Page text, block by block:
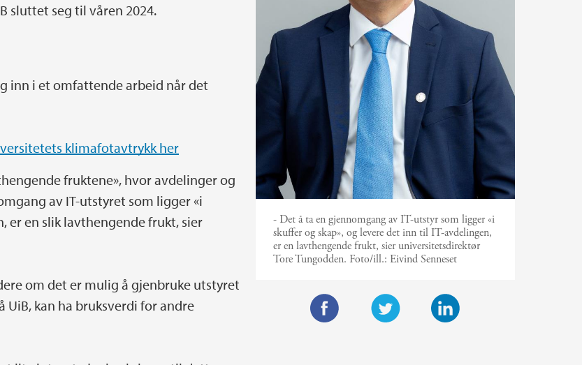
sluttet seg til våren 2024.
inn i et omfattende arbeid når det
klimafotavtrykk her
fruktene», hvor avdelinger og
av IT-utstyret som ligger «i
er en slik lavthengende frukt, sier
om det er mulig å gjenbruke utstyret
kan ha bruksverdi for andre
- Det å ta en gjennomgang av IT-utstyr som ligger «i
skuffer og skap», og levere det inn til IT-avdelingen,
er en lavthengende frukt, sier universitetsdirektør
Tore Tungodden. Foto/ill.:Eivind Senneset